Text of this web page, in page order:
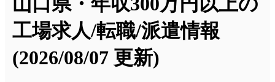
工場求人/転職/派遣情報
(2026/08/07 更新)